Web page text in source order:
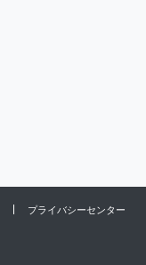
プライバシーセンター